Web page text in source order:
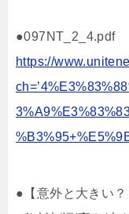
●097NT_2_4.pdf
https://
●【意外と大きい